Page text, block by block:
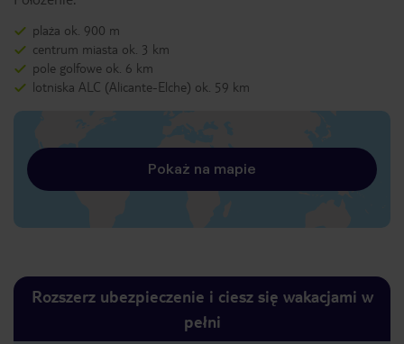
plaża ok. 900 m
centrum miasta ok. 3 km
pole golfowe ok. 6 km
lotniska ALC (Alicante-Elche) ok. 59 km
Pokaż na mapie
Rozszerz ubezpieczenie i ciesz się wakacjami w
pełni